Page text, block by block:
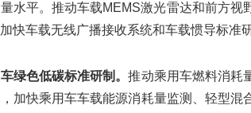
水平。推动车载MEMS激光雷达和前方
快车载无线广播接收系统和车载惯导标准
车绿色低碳标准研制。推动乘用车燃料消耗
加快乘用车车载能源消耗量监测、轻型混